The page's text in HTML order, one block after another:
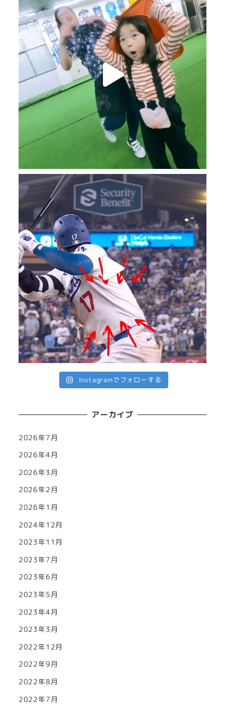
Instagramでフォローする
アーカイブ
2026年7月
2026年4月
2026年3月
2026年2月
2026年1月
2024年12月
2023年11月
2023年7月
2023年6月
2023年5月
2023年4月
2023年3月
2022年12月
2022年9月
2022年8月
2022年7月